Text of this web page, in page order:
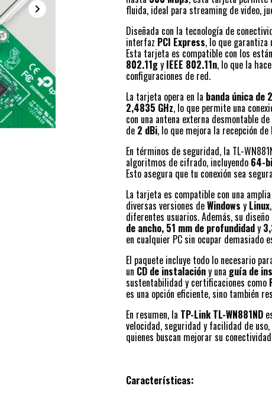
fluida, ideal para streaming de video,
Diseñada con la tecnología de
interfaz PCI Express, lo que
Esta tarjeta es compatible con los
802.11gy IEEE 802.11n, lo que la
configuraciones de red.
La tarjeta opera en la banda única de
2,4835 GHz, lo que permite una
con una antena externa desmontable
de 2 dBi, lo que mejora la recepción
En términos de seguridad, la TL-
algoritmos de cifrado, incluyendo 64-
Esto asegura que tu conexión sea
La tarjeta es compatible con una
diversas versiones deWindows y Linux
diferentes usuarios. Además, su
de ancho, 51 mm de profundidady
en cualquier PC sin ocupar demasiado
El paquete incluye todo lo necesario
un CD de instalacióny una guía de
sustentabilidad y certificaciones como
es una opción eficiente, sino también
En resumen, la TP-Link TL-WN881ND
velocidad, seguridad y facilidad de
quienes buscan mejorar su
Características: